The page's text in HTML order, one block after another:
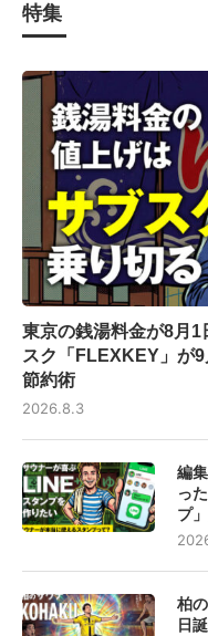
特集
東京の銭湯料金が8月
スク「FLEXKEY」が
節約術
2026.8.3
編
っ
プ
柏
日